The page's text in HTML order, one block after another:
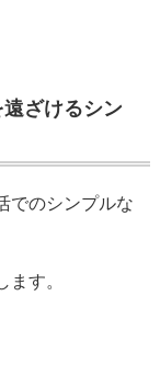
ざけるシン
でのシンプルな
す。